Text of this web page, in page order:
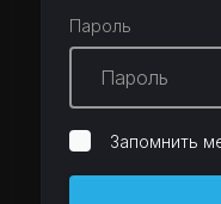
Пароль
Запомнить